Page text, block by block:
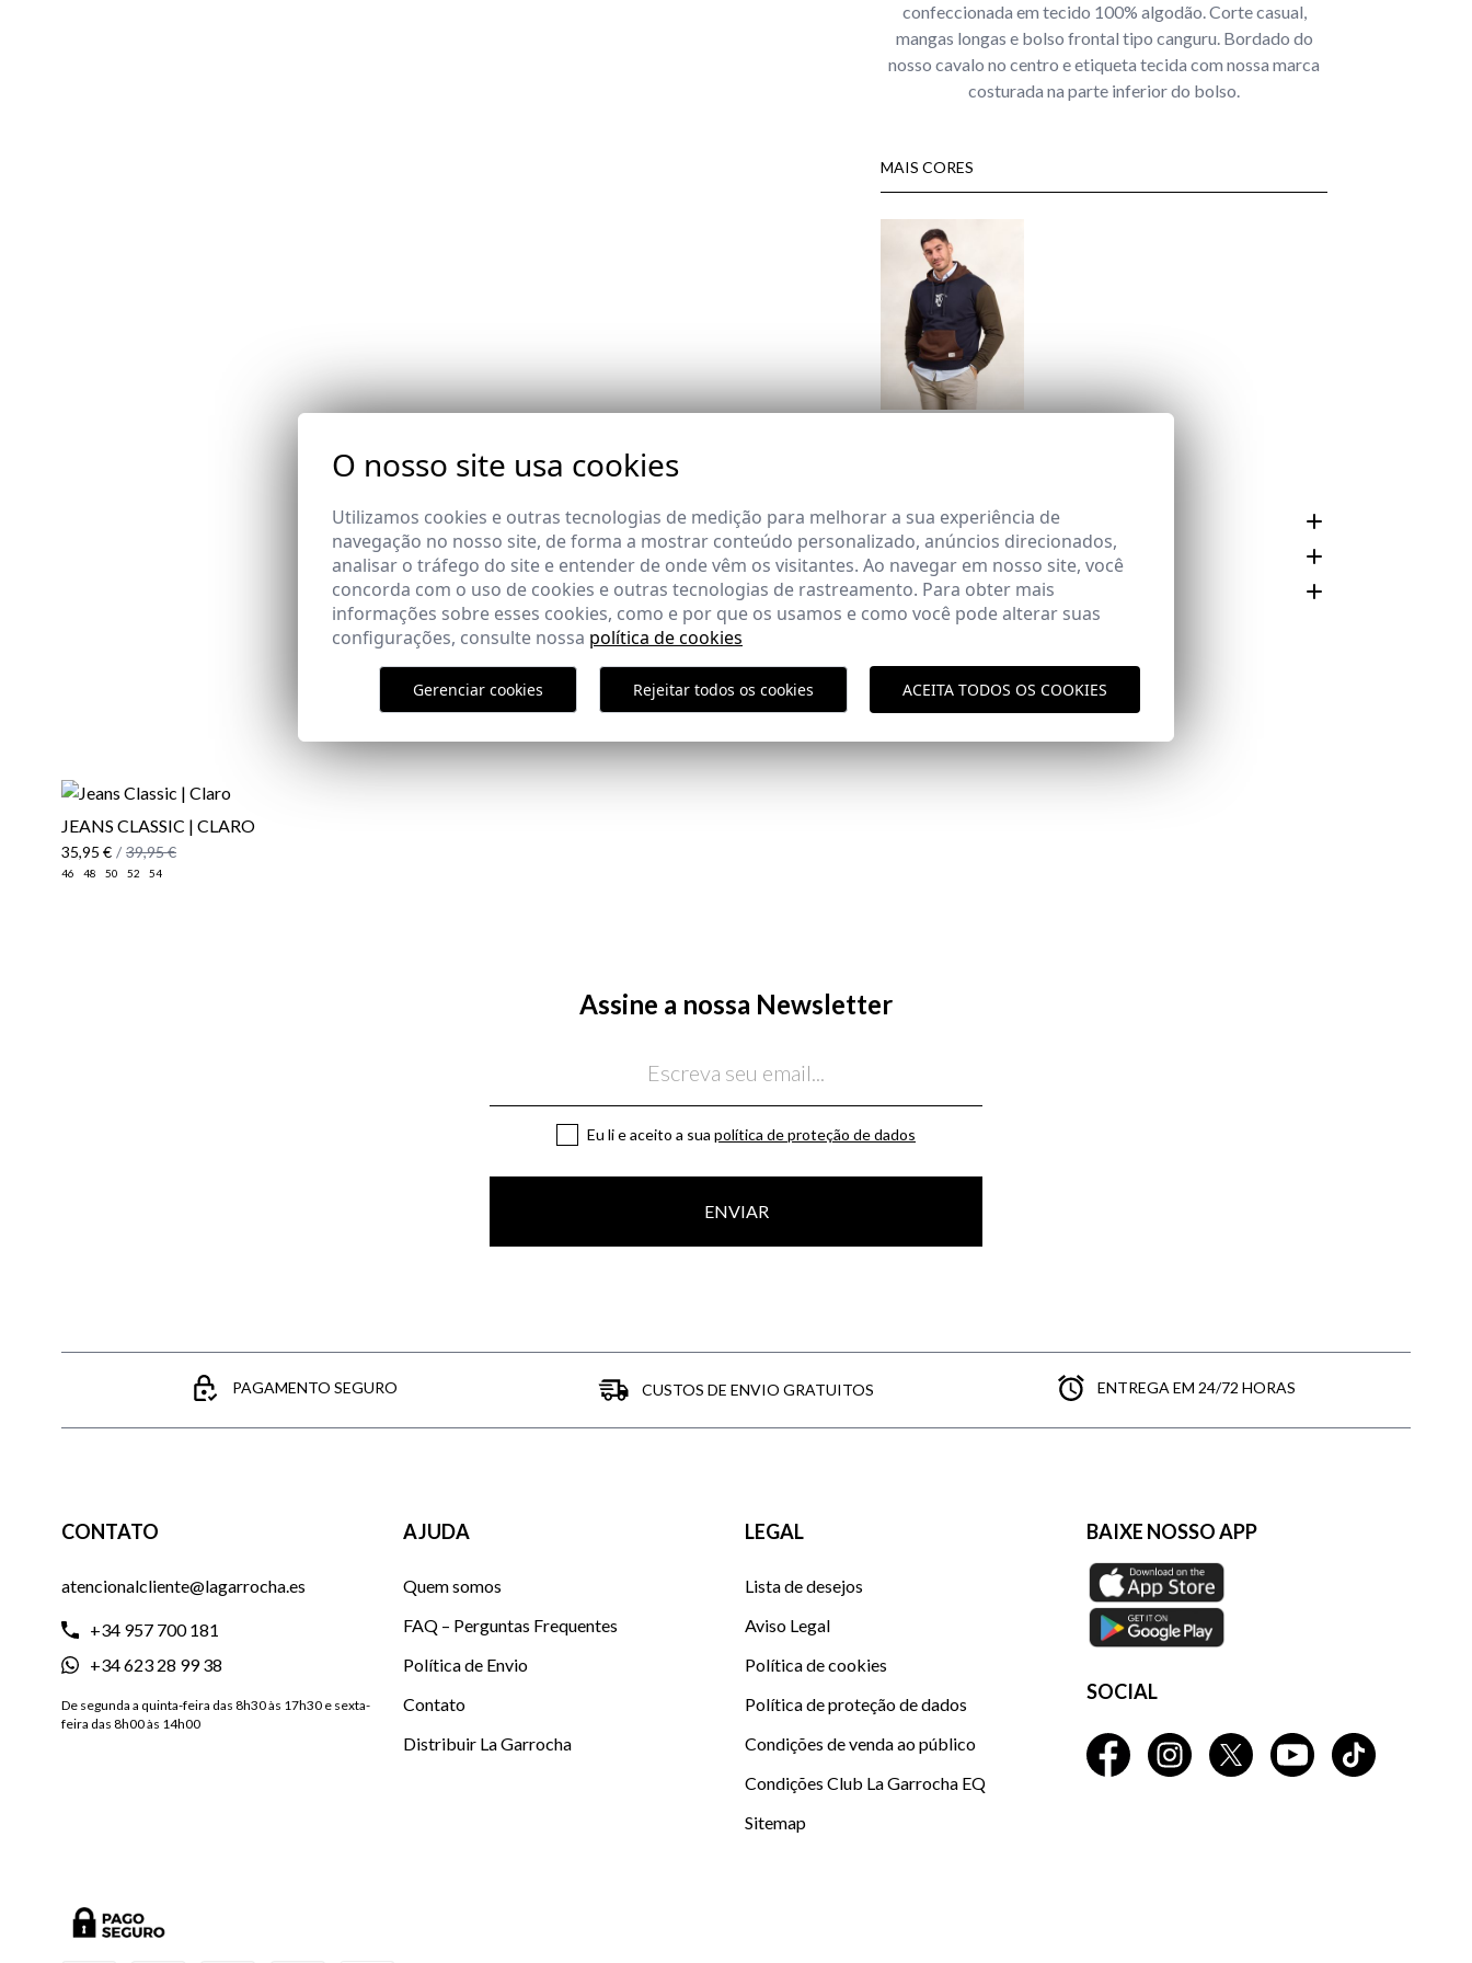
confeccionada em tecido 100% algodão. Corte casual,
mangas longas e bolso frontal tipo canguru. Bordado do
nosso cavalo no centro e etiqueta tecida com nossa marca
costurada na parte inferior do bolso.
MAIS CORES
COMPOSIÇÃO E CUIDADO
ENTREGA
DEVOLUÇÃO
COMPLETAR O SEU LOOK
JEANS CLASSIC | CLARO
35,95 € / 39,95 €
46 48 50 52 54
Assine a nossa Newsletter
Eu li e aceito a sua política de proteção de dados
ENVIAR
PAGAMENTO SEGURO CUSTOS DE ENVIO GRATUITOS ENTREGA EM 24/72 HORAS
CONTATO
atencionalcliente@lagarrocha.es
+34 957 700 181
+34 623 28 99 38
De segunda a quinta-feira das 8h30 às 17h30 e sexta-
feira das 8h00 às 14h00
AJUDA
Quem somos
FAQ – Perguntas Frequentes
Política de Envio
Contato
Distribuir La Garrocha
LEGAL
Lista de desejos
Aviso Legal
Política de cookies
Política de proteção de dados
Condições de venda ao público
Condições Club La Garrocha EQ
Sitemap
BAIXE NOSSO APP
SOCIAL
O nosso site usa cookies
Utilizamos cookies e outras tecnologias de medição para melhorar a sua experiência de
navegação no nosso site, de forma a mostrar conteúdo personalizado, anúncios direcionados,
analisar o tráfego do site e entender de onde vêm os visitantes. Ao navegar em nosso site, você
concorda com o uso de cookies e outras tecnologias de rastreamento. Para obter mais
informações sobre esses cookies, como e por que os usamos e como você pode alterar suas
configurações, consulte nossa política de cookies
Gerenciar cookies Rejeitar todos os cookies ACEITA TODOS OS COOKIES